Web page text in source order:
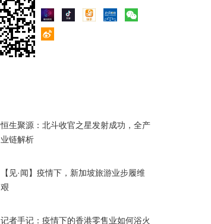
恒生聚源：北斗收官之星发射成功，全产
业链解析
【见·闻】疫情下，新加坡旅游业步履维
艰
记者手记：疫情下的香港零售业如何浴火